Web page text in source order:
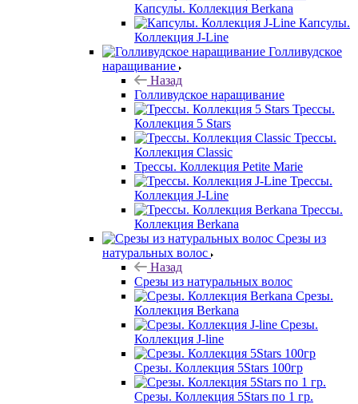
Капсулы. Коллекция Berkana
Капсулы.
Коллекция J-Line
Голливудское
наращивание
Назад
Голливудское наращивание
Трессы.
Коллекция 5 Stars
Трессы.
Коллекция Classic
Трессы. Коллекция Petite Marie
Трессы.
Коллекция J-Line
Трессы.
Коллекция Berkana
Срезы из
натуральных волос
Назад
Срезы из натуральных волос
Срезы.
Коллекция Berkana
Срезы.
Коллекция J-line
Срезы. Коллекция 5Stars 100гр
Срезы. Коллекция 5Stars по 1 гр.